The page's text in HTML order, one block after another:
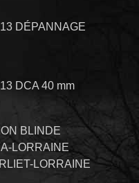
DÉPANNAGE
DCA 40 mm
BLINDE
LORRAINE
LORRAINE